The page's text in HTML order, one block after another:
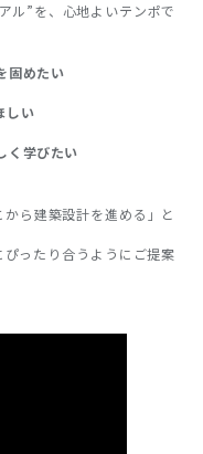
ル”を、心地よいテンポで
固めたい
しい
く学びたい
から建築設計を進める」と
ったり合うようにご提案